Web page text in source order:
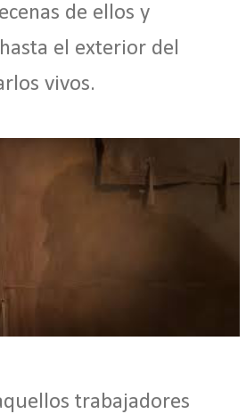
de ellos y
el exterior del
vivos.
trabajadores